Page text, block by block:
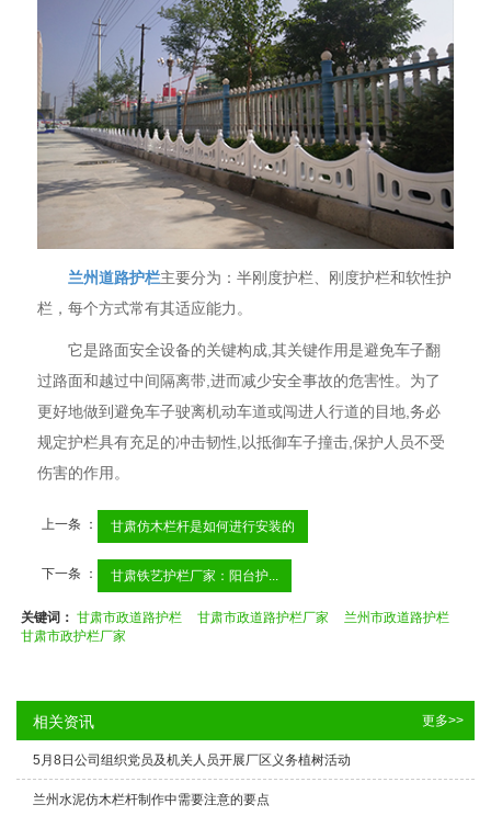
兰州道路护栏主要分为：半刚度护栏、刚度护栏和软性护
栏，每个方式常有其适应能力。
它是路面安全设备的关键构成,其关键作用是避免车子翻
过路面和越过中间隔离带,进而减少安全事故的危害性。为了
更好地做到避免车子驶离机动车道或闯进人行道的目地,务必
规定护栏具有充足的冲击韧性,以抵御车子撞击,保护人员不受
伤害的作用。
上一条 ： 甘肃仿木栏杆是如何进行安装的
下一条 ： 甘肃铁艺护栏厂家：阳台护...
关键词：甘肃市政道路护栏 甘肃市政道路护栏厂家
兰州市政道路护栏
甘肃市政护栏厂家
相关资讯 更多>>
5月8日公司组织党员及机关人员开展厂区义务植树活动
兰州水泥仿木栏杆制作中需要注意的要点